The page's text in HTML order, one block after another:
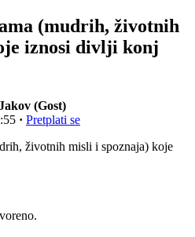
(mudrih, životnih
iznosi divlji konj
(Gost)
· Pretplati se
životnih misli i spoznaja) koje